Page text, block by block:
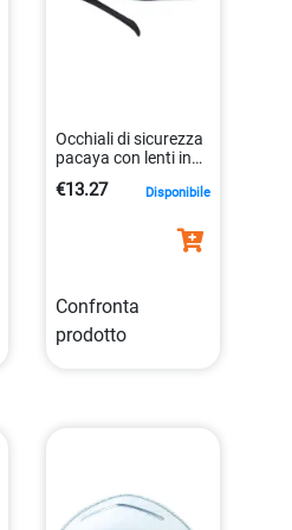
Occhiali di sicurezza
pacaya con lenti in
trasparente
€13.27 Disponibile
Confronta
prodotto